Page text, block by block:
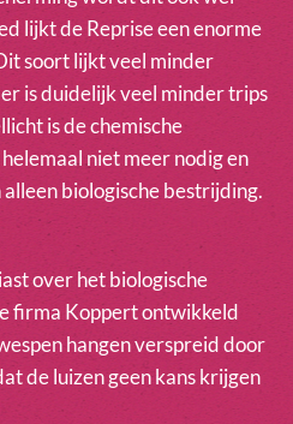
lijkt de Reprise een enorme
soort lijkt veel minder
is duidelijk veel minder trips
is de chemische
niet meer nodig en
biologische bestrijding.
over het biologische
firma Koppert ontwikkeld
hangen verspreid door
de luizen geen kans krijgen